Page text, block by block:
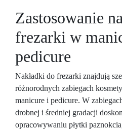
Zastosowanie
frezarki w
pedicure
Nakładki do frezarki znajdują
różnorodnych zabiegach
manicure i pedicure. W
drobnej i średniej gradacji
opracowywaniu płytki